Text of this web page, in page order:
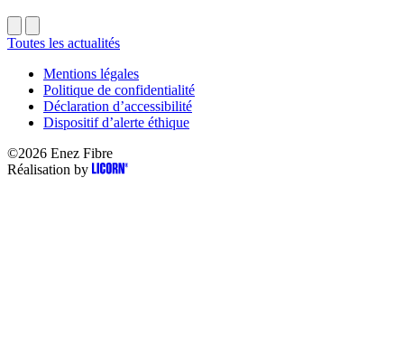
Toutes les actualités
Mentions légales
Politique de confidentialité
Déclaration d’accessibilité
Dispositif d’alerte éthique
©2026 Enez Fibre
Réalisation by